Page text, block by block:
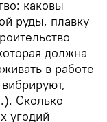
каковы
руды, плавку
должна
в работе
Сколько
угодий